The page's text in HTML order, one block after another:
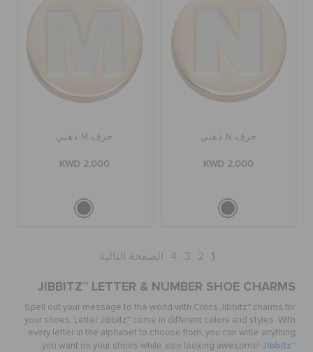
حرف N ذهبي
KWD 2.000
حرف M ذهبي
KWD 2.000
1
2
3
4 الصفحة التالية
JIBBITZ™ LETTER & NUMBER SHOE CHARMS
Spell out your message to the world with Crocs Jibbitz™ charms for
your shoes. Letter Jibbitz™ come in different colors and styles. With
every letter in the alphabet to choose from, you can write anything
you want on your shoes while also looking awesome! Jibbitz™